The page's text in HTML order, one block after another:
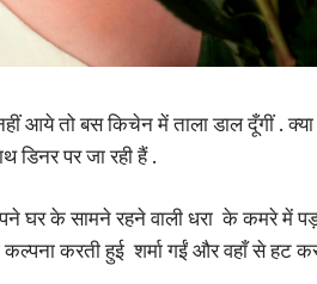
आये तो बस किचेन में ताला डाल दूँगीं .
पर जा रही हैं .
घर के सामने रहने वाली धरा के कमरे
करती हुई शर्मा गईं और वहाँ से